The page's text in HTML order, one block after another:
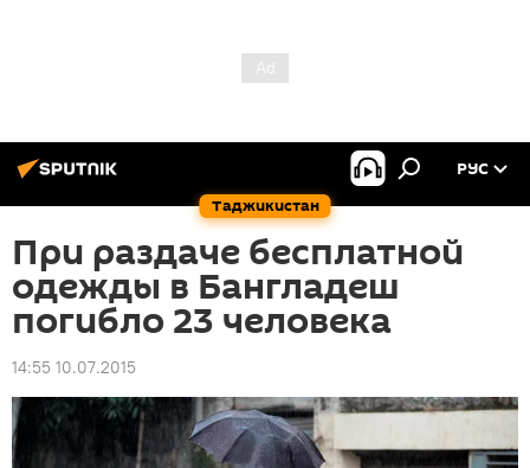
Таджикистан
РУС
При раздаче бесплатной
одежды в Бангладеш
погибло 23 человека
14:55 10.07.2015